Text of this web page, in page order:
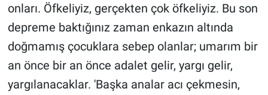
onları. Öfkeliyiz, gerçekten çok öfkeliyiz. Bu son
depreme baktığınız zaman enkazın altında
doğmamış çocuklara sebep olanlar; umarım bir
an önce bir an önce adalet gelir, yargı gelir,
yargılanacaklar. 'Başka analar acı çekmesin,